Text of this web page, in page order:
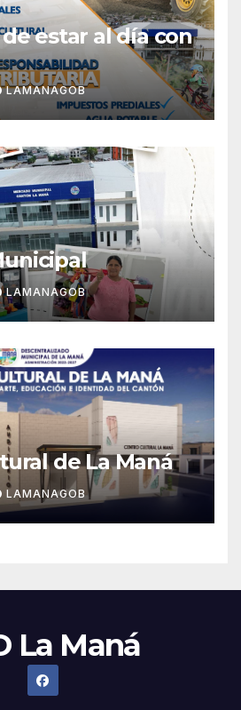
estar al día con
LAMANAGOB
LAMANAGOB
de La Maná
LAMANAGOB
La Maná